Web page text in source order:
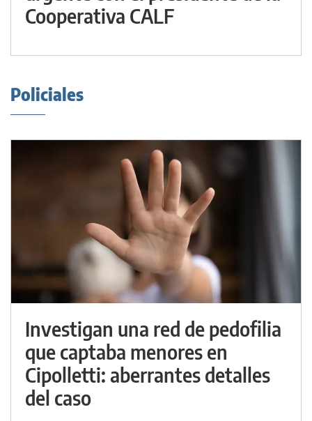
Cooperativa CALF
Policiales
Investigan una red de pedofilia
que captaba menores en
Cipolletti: aberrantes detalles
del caso